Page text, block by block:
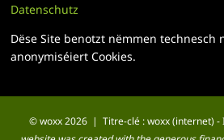
Datenschutz
Dëse Site benotzt nëmmen technesch
anonymiséiert Cookies.
© woxx 2026 | Titre-clé : woxx (internet) -